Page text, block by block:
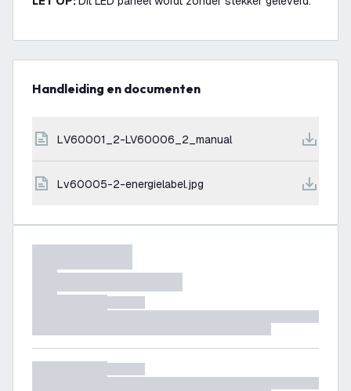
Handleiding en documenten
LV60001_2-LV60006_2_manual
lv60005-2-energielabel.jpg